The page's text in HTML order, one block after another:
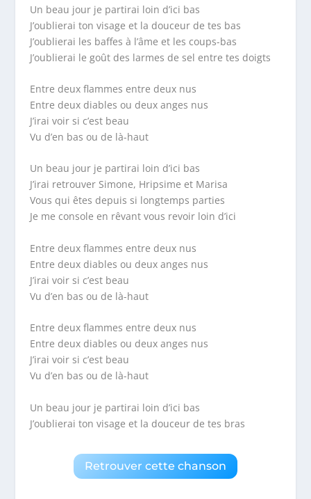
Un beau jour je partirai loin d’ici bas
J’oublierai ton visage et la douceur de tes bas
J’oublierai les baffes à l’âme et les coups-bas
J’oublierai le goût des larmes de sel entre tes doigts
Entre deux flammes entre deux nus
Entre deux diables ou deux anges nus
J’irai voir si c’est beau
Vu d’en bas ou de là-haut
Un beau jour je partirai loin d’ici bas
J’irai retrouver Simone, Hripsime et Marisa
Vous qui êtes depuis si longtemps parties
Je me console en rêvant vous revoir loin d’ici
Entre deux flammes entre deux nus
Entre deux diables ou deux anges nus
J’irai voir si c’est beau
Vu d’en bas ou de là-haut
Entre deux flammes entre deux nus
Entre deux diables ou deux anges nus
J’irai voir si c’est beau
Vu d’en bas ou de là-haut
Un beau jour je partirai loin d’ici bas
J’oublierai ton visage et la douceur de tes bras
Retrouver cette chanson